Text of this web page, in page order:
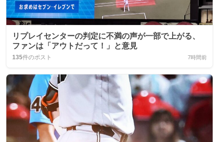
リプレイセンターの判定に不満の声が一部で上がる、
ファンは「アウトだって！」と意見
135件のポスト 7時間前